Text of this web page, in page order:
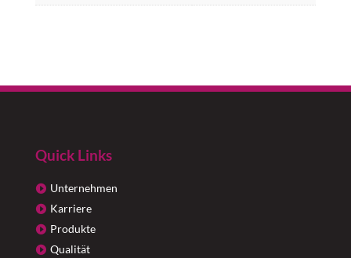
Quick Links
Unternehmen
Karriere
Produkte
Qualität